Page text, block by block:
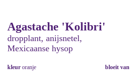
Agastache 'Kolibri'
dropplant, anijsnetel,
Mexicaanse hysop
kleur oranje bloeit van